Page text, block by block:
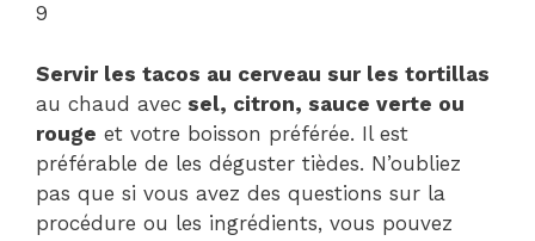
9
Servir les tacos au cerveau sur les tortillas
au chaud avec sel, citron, sauce verte ou
rouge et votre boisson préférée. Il est
préférable de les déguster tièdes. N’oubliez
pas que si vous avez des questions sur la
procédure ou les ingrédients, vous pouvez